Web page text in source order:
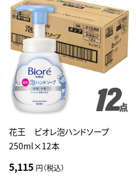
花王 ビオレ泡ハンドソープ
250ml×12本
5,115 円（税込）